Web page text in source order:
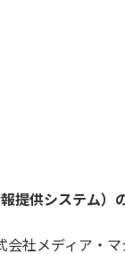
提供システム）
社メディア・